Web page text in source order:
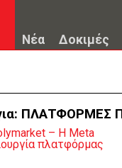
Νέα Δοκιμές
ΠΛΑΤΦΟΡΜΕΣ